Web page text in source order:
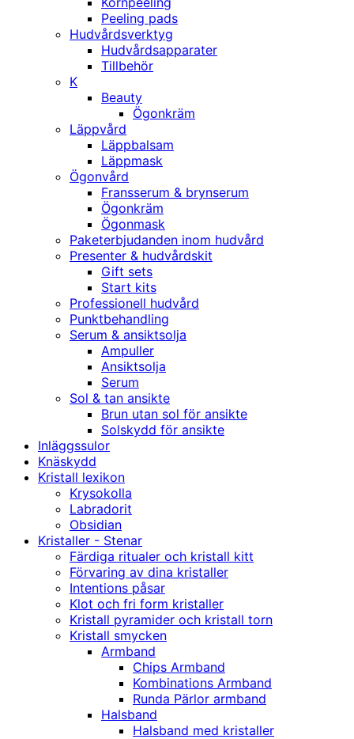
Peeling pads
Hudvårdsverktyg
Hudvårdsapparater
Tillbehör
K
Beauty
Ögonkräm
Läppvård
Läppbalsam
Läppmask
Ögonvård
Fransserum & brynserum
Ögonkräm
Ögonmask
Paketerbjudanden inom hudvård
Presenter & hudvårdskit
Gift sets
Start kits
Professionell hudvård
Punktbehandling
Serum & ansiktsolja
Ampuller
Ansiktsolja
Serum
Sol & tan ansikte
Brun utan sol för ansikte
Solskydd för ansikte
Inläggssulor
Knäskydd
Kristall lexikon
Krysokolla
Labradorit
Obsidian
Kristaller - Stenar
Färdiga ritualer och kristall kitt
Förvaring av dina kristaller
Intentions påsar
Klot och fri form kristaller
Kristall pyramider och kristall torn
Kristall smycken
Armband
Chips Armband
Kombinations Armband
Runda Pärlor armband
Halsband
Halsband med kristaller